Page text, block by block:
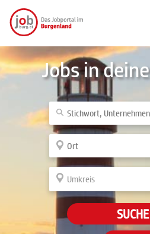
Jobs in
SUCHE